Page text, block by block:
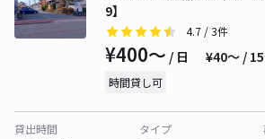
9】
4.7 / 3件
¥400〜 / 日 ¥40〜 /
時間貸し可
貸出時間
タイプ